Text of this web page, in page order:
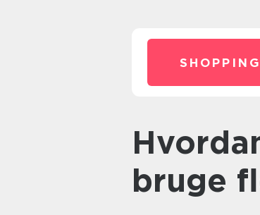
Hvordan butikker får dig til at
bruge